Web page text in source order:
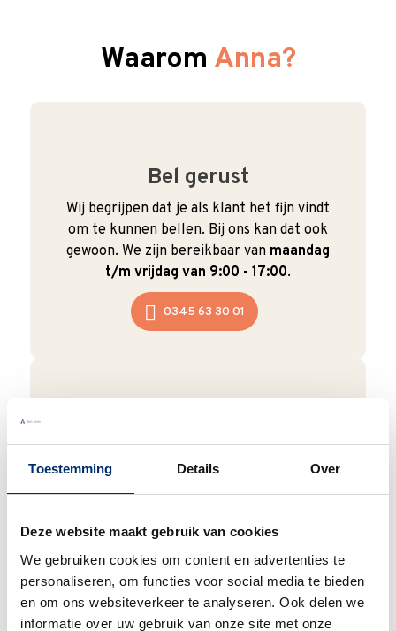
Toestemming Details Over
Deze website maakt gebruik van cookies
We gebruiken cookies om content en advertenties te
personaliseren, om functies voor social media te bieden
en om ons websiteverkeer te analyseren. Ook delen we
informatie over uw gebruik van onze site met onze
Waarom Anna?
Bel gerust
Wij begrijpen dat je als klant het fijn vindt
om te kunnen bellen. Bij ons kan dat ook
gewoon. We zijn bereikbaar van maandag
t/m vrijdag van 9:00 - 17:00.
0345 63 30 01
We verpakken onze producten zorgvuldig
ook nog eens helemaalgratis verzonden